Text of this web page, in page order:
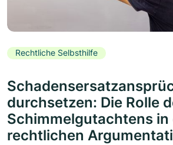
Rechtliche Selbsthilfe
durchsetzen: Die Rolle
Schimmelgutachtens in
rechtlichen